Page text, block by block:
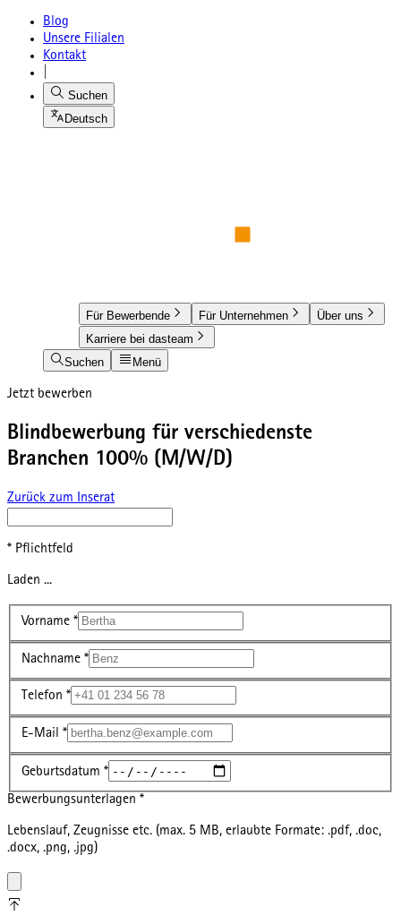
Blog
Unsere Filialen
Kontakt
Suchen
Deutsch
Für Bewerbende Für Unternehmen
Über uns
Karriere bei dasteam
Suchen
Menü
Jetzt bewerben
Blindbewerbung für verschiedenste
Branchen 100% (M/W/D)
Zurück zum Inserat
* Pflichtfeld
Laden ...
Vorname *
Nachname *
Telefon *
E-Mail *
Geburtsdatum *
Bewerbungsunterlagen *
Lebenslauf, Zeugnisse etc. (max. 5 MB, erlaubte Formate: .pdf, .doc,
.docx, .png, .jpg)